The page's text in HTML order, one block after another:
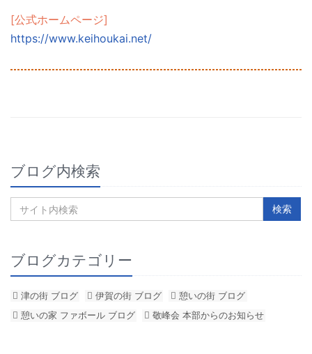
[公式ホームページ]
https://www.keihoukai.net/
ブログ内検索
ブログカテゴリー
津の街 ブログ 伊賀の街 ブログ
憩いの街 ブログ
憩いの家 ファボール ブログ
敬峰会 本部からのお知らせ